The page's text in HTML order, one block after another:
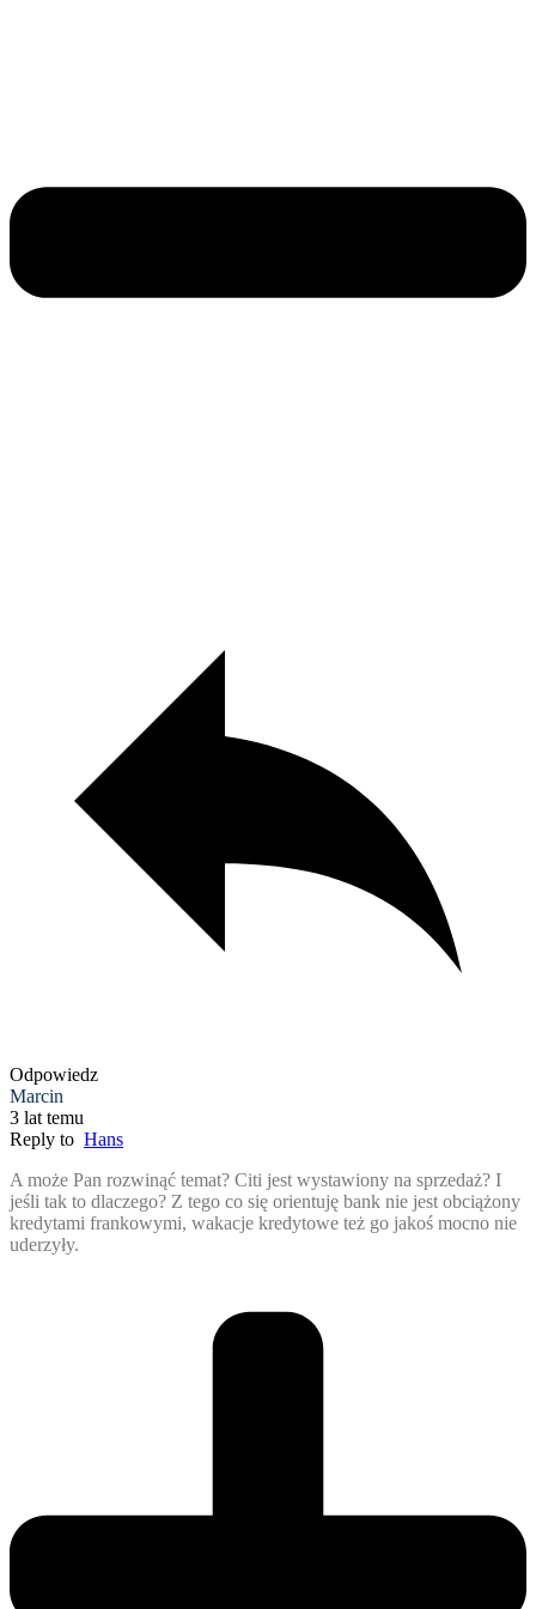
Odpowiedz
Marcin
3 lat temu
Reply to Hans
A może Pan rozwinąć temat? Citi jest wystawiony na sprzedaż? I
jeśli tak to dlaczego? Z tego co się orientuję bank nie jest obciążony
kredytami frankowymi, wakacje kredytowe też go jakoś mocno nie
uderzyły.